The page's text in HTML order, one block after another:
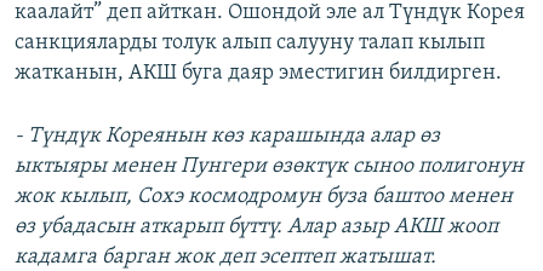
каалайт” деп айткан. Ошондой эле ал Түндүк Корея
санкцияларды толук алып салууну талап кылып
жатканын, АКШ буга даяр эместигин билдирген.
- Түндүк Кореянын көз карашында алар өз
ыктыяры менен Пунгери өзөктүк сыноо полигонун
жок кылып, Сохэ космодромун буза баштоо менен
өз убадасын аткарып бүттү. Алар азыр АКШ жооп
кадамга барган жок деп эсептеп жатышат.